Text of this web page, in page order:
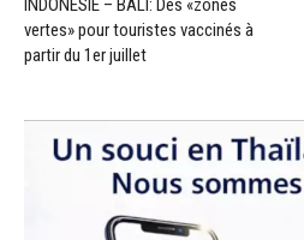
INDONÉSIE – BALI: Des «zones
vertes» pour touristes vaccinés à
partir du 1er juillet